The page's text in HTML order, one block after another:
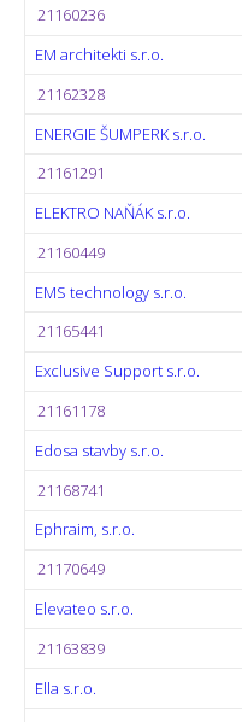
21160236
EM architekti s.r.o.
21162328
ENERGIE ŠUMPERK s.r.o.
21161291
ELEKTRO NAŇÁK s.r.o.
21160449
EMS technology s.r.o.
21165441
Exclusive Support s.r.o.
21161178
Edosa stavby s.r.o.
21168741
Ephraim, s.r.o.
21170649
Elevateo s.r.o.
21163839
Ella s.r.o.